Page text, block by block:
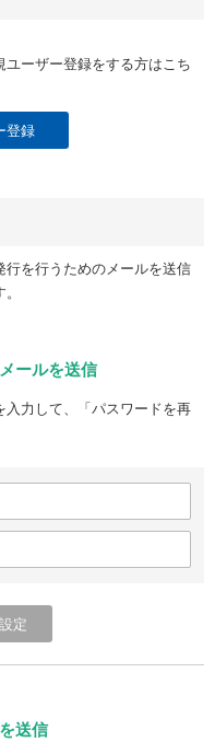
ーザー登録をする方はこち
登録
を行うためのメールを送信
ールを送信
力して、「パスワードを再
送信